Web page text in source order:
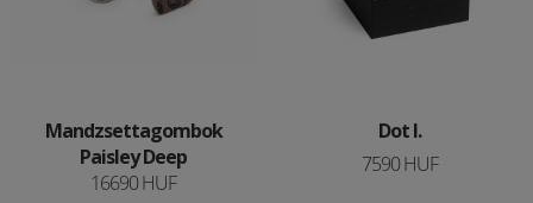
Mandzsettagombok
Paisley Deep
16690 HUF
Dot l.
7590 HUF